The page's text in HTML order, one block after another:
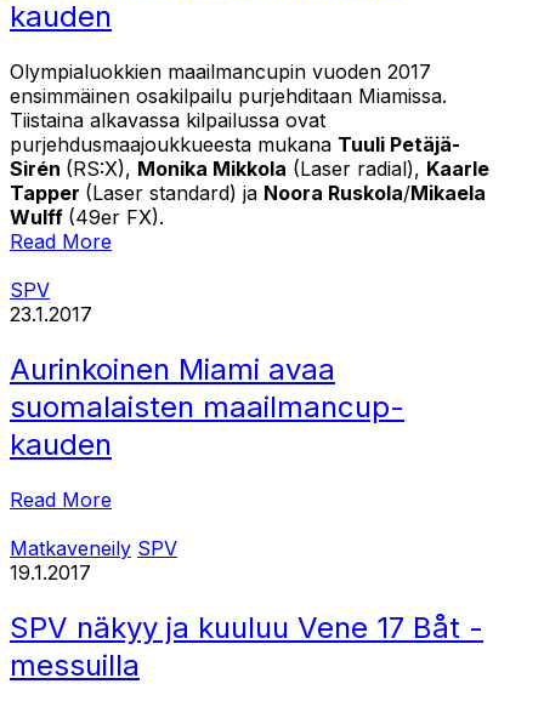
kauden
Olympialuokkien maailmancupin vuoden 2017
ensimmäinen osakilpailu purjehditaan Miamissa.
Tiistaina alkavassa kilpailussa ovat
purjehdusmaajoukkueesta mukana Tuuli Petäjä-
Sirén (RS:X), Monika Mikkola (Laser radial), Kaarle
Tapper (Laser standard) ja Noora Ruskola/Mikaela
Wulff (49er FX).
Read More
SPV
23.1.2017
Aurinkoinen Miami avaa
suomalaisten maailmancup-
kauden
Read More
Matkaveneily SPV
19.1.2017
SPV näkyy ja kuuluu Vene 17 Båt -
messuilla